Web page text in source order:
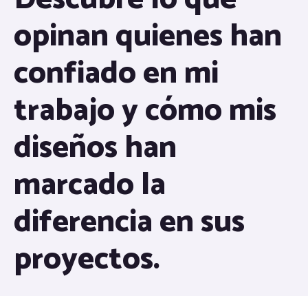
opinan quienes han
confiado en mi
trabajo y cómo mis
diseños han
marcado la
diferencia en sus
proyectos.